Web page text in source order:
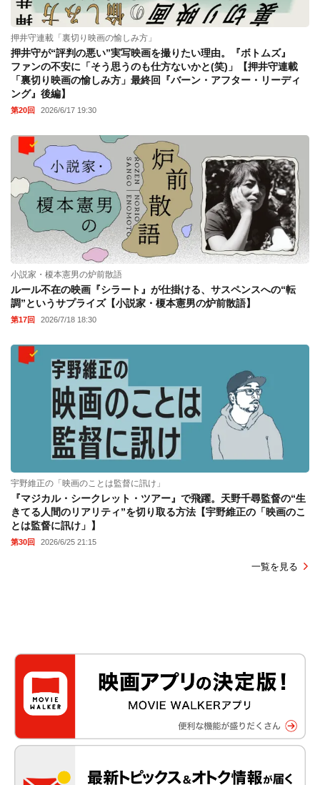
押井守連載「裏切り映画の愉しみ方」
押井守が“評判の悪い”実写映画を撮りたい理由。『ボトムズ』
ファンの不安に「そう思うのも仕方ないかと(笑)」【押井守連載
「裏切り映画の愉しみ方」最終回『バーン・アフター・リーディ
ング』後編】
第20回 2026/6/17 19:30
小説家・榎本憲男の炉前散語
ルール不在の映画『シラート』が仕掛ける、サスペンスへの“転
調”というサプライズ【小説家・榎本憲男の炉前散語】
第17回 2026/7/18 18:30
宇野維正の「映画のことは監督に訊け」
『マジカル・シークレット・ツアー』で飛躍。天野千尋監督の“生
きてる人間のリアリティ”を切り取る方法【宇野維正の「映画のこ
とは監督に訊け」】
第30回 2026/6/25 21:15
一覧を見る